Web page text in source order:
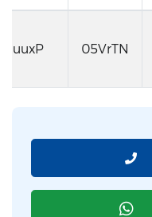
05VrTN
uuxP